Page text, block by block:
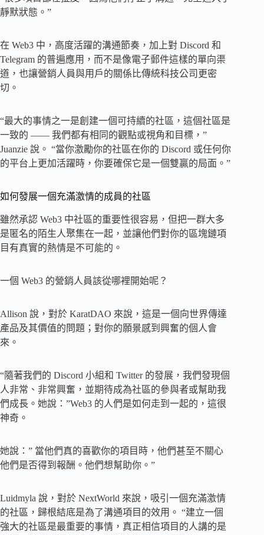
靜默狀態。”
在 Web3 中，高度活躍的溝通節奏，加上對 Discord 和
Telegram 的普遍應用，而不是像電子郵件這樣的單向渠
道，也讓營銷人員與用戶的關係比傳統科技公司更密
切。
“最大的事情之一是創建一個可持續的社區，這個社區是
一致的 —— 我們都有相同的觀點或視角和目標，”
Juanzie 說。 “當你激勵你的社區在你的 Discord 或任何你
的平台上更加活躍時，你要確保它是一個雙贏的局面。”
如何發展一個充滿激情的成員的社區
雖然承認 Web3 中社區的重要性很容易，但把一群大多
是匿名的陌生人聚集在一起，並讓他們對你的區塊鏈項
目有真實的熱情是不可能的。
一個 Web3 的營銷人員該從哪裡開始呢？
Allison 說，對於 KaratDAO 來說，這是一個向世界傳達
產品及其價值的問題；對你的願景感到興奮的個人會
來。
“隨著我們的 Discord 小組和 Twitter 的發展，我們發現個
人非常、非常興奮，並期待成為社區的參與者或幫助我
們成長。她說：”Web3 的人們是如何走到一起的，這很
神奇。
她說：” 當他們真的喜歡你的項目時，他們甚至不關心
他們是否得到報酬。他們想幫助你。”
Luidmyla 說，對於 NextWorld 來說，吸引一個充滿激情
的社區，歸根結底是為了溝通項目的效用。 “建立一個
強大的社區是最重要的事情，真正相信項目的人講的是